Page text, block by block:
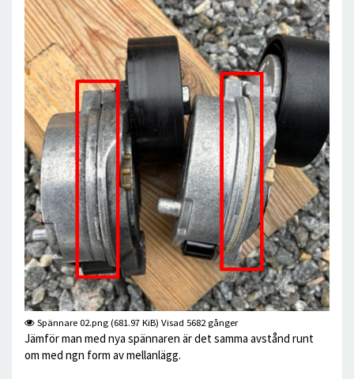
Spännare 02.png (681.97 KiB) Visad 5682 gånger
Jämför man med nya spännaren är det samma avstånd runt
om med ngn form av mellanlägg.